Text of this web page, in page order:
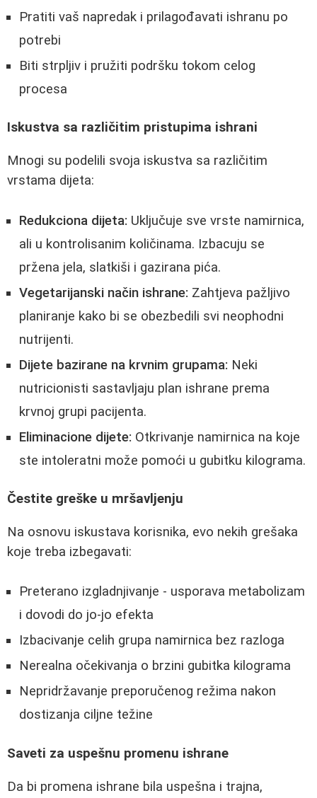
Pratiti vaš napredak i prilagođavati ishranu po
potrebi
Biti strpljiv i pružiti podršku tokom celog
procesa
Iskustva sa različitim pristupima ishrani
Mnogi su podelili svoja iskustva sa različitim
vrstama dijeta:
Redukciona dijeta: Uključuje sve vrste namirnica,
ali u kontrolisanim količinama. Izbacuju se
pržena jela, slatkiši i gazirana pića.
Vegetarijanski način ishrane: Zahtjeva pažljivo
planiranje kako bi se obezbedili svi neophodni
nutrijenti.
Dijete bazirane na krvnim grupama: Neki
nutricionisti sastavljaju plan ishrane prema
krvnoj grupi pacijenta.
Eliminacione dijete: Otkrivanje namirnica na koje
ste intoleratni može pomoći u gubitku kilograma.
Čestite greške u mršavljenju
Na osnovu iskustava korisnika, evo nekih grešaka
koje treba izbegavati:
Preterano izgladnjivanje - usporava metabolizam
i dovodi do jo-jo efekta
Izbacivanje celih grupa namirnica bez razloga
Nerealna očekivanja o brzini gubitka kilograma
Nepridržavanje preporučenog režima nakon
dostizanja ciljne težine
Saveti za uspešnu promenu ishrane
Da bi promena ishrane bila uspešna i trajna,